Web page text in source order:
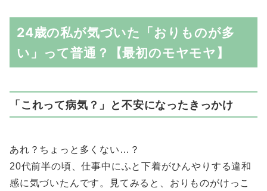
24歳の私が気づいた「おりものが多
い」って普通？【最初のモヤモヤ】
「これって病気？」と不安になったきっかけ
あれ？ちょっと多くない…？
20代前半の頃、仕事中にふと下着がひんやりする違和
感に気づいたんです。見てみると、おりものがけっこ